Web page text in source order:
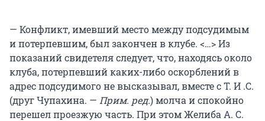
— Конфликт, имевший место между подсудимым
и потерпевшим, был закончен в клубе. <…> Из
показаний свидетеля следует, что, находясь около
клуба, потерпевший каких-либо оскорблений в
адрес подсудимого не высказывал, вместе с Т. И .С.
(друг Чупахина. — Прим. ред.) молча и спокойно
перешел проезжую часть. При этом Желиба А. С.